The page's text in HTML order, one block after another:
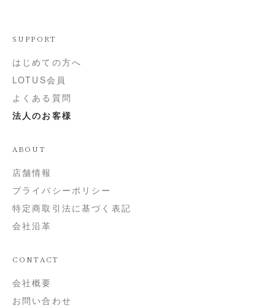
SUPPORT
はじめての方へ
LOTUS会員
よくある質問
法人のお客様
ABOUT
店舗情報
プライバシーポリシー
特定商取引法に基づく表記
会社沿革
CONTACT
会社概要
お問い合わせ